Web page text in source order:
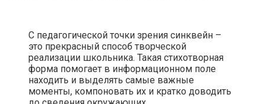
С педагогической точки зрения синквейн –
это прекрасный способ творческой
реализации школьника. Такая стихотворная
форма помогает в информационном поле
находить и выделять самые важные
моменты, компоновать их и кратко доводить